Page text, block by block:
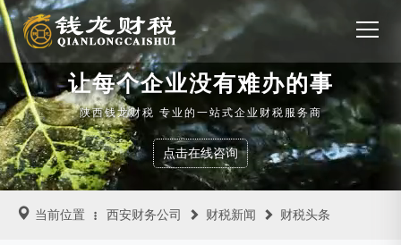
让每个企业没有难办的事
陕西钱龙财税 专业的一站式企业财税服务商
点击在线咨询
当前位置 西安财务公司 财税新闻 财税头条